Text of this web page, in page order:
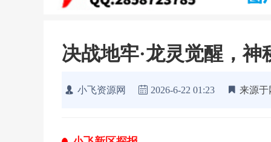
决战地牢·龙灵觉醒，神
小飞资源网 2026-6-22 01:23 来源于